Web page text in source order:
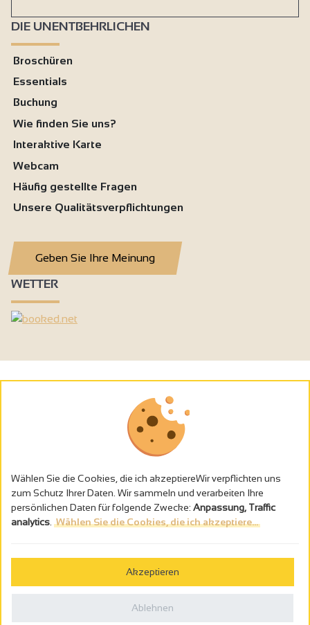
DIE UNENTBEHRLICHEN
Broschüren
Essentials
Buchung
Wie finden Sie uns?
Interaktive Karte
Webcam
Häufig gestellte Fragen
Unsere Qualitätsverpflichtungen
Geben Sie Ihre Meinung
WETTER
Alkoholmissbrauch ist gefährlich für die Gesundheit - trinken Sie in
Politique de confidentialité
Wählen Sie die Cookies, die ich akzeptiereWir verpflichten uns
zum Schutz Ihrer Daten. Wir sammeln und verarbeiten Ihre
persönlichen Daten für folgende Zwecke: Anpassung, Traffic
analytics Wählen Sie die Cookies, die ich akzeptiere...
Akzeptieren
Ablehnen